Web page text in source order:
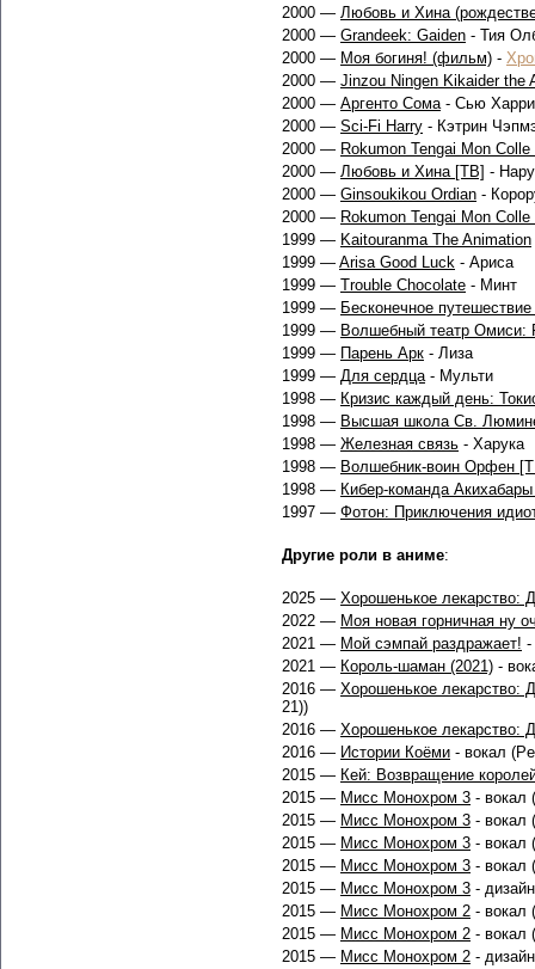
2000 — Любовь и Хина
2000 — Grandeek: Gaiden - Тия
2000 — Моя богиня! (фильм) -
2000 — Jinzou Ningen Kikaider the
2000 — Аргенто Сома- Сью
2000 — Sci-Fi Harry - Кэтрин
2000 — Rokumon Tengai Mon
2000 — Любовь и Хина [ТВ] -
2000 — Ginsoukikou Ordian -
2000 — Rokumon Tengai Mon
1999 — Kaitouranma The Animation
1999 — Arisa Good Luck - Ариса
1999 — Trouble Chocolate - Минт
1999 — Бесконечное
1999 — Волшебный театр Омиси:
1999 — Парень Арк - Лиза
1999 — Для сердца- Мульти
1998 — Кризис каждый день:
1998 — Высшая школа Св.
1998 — Железная связь - Харука
1998 — Волшебник-воин Орфен
1998 — Кибер-команда
1997 — Фотон: Приключения
Другие роли в аниме:
2025 — Хорошенькое лекарство:
2022 — Моя новая горничная ну
2021 — Мой сэмпай раздражает! -
2021 — Король-шаман (2021) -
2016 — Хорошенькое лекарство:
21))
2016 — Хорошенькое лекарство:
2016 — Истории Коёми - вокал
2015 — Кей: Возвращение
2015 — Мисс Монохром 3 - вокал
2015 — Мисс Монохром 3 - вокал
2015 — Мисс Монохром 3 - вокал
2015 — Мисс Монохром 3 - вокал
2015 — Мисс Монохром 3 -
2015 — Мисс Монохром 2 - вокал
2015 — Мисс Монохром 2 - вокал
2015 — Мисс Монохром 2 -